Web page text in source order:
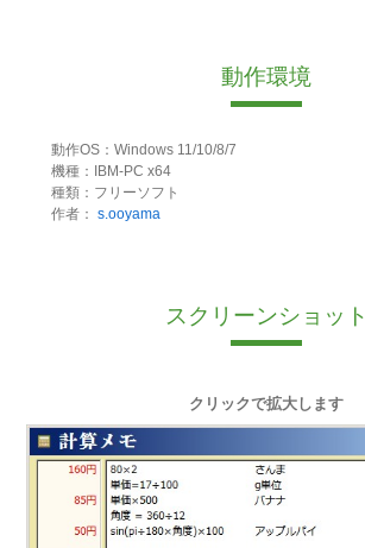
動作環境
動作OS：Windows 11/10/8/7
機種：IBM-PC x64
種類：フリーソフト
作者： s.ooyama
スクリーンショット
クリックで拡大します